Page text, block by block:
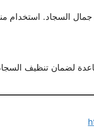
جمال السجاد. استخدام
لضمان تنظيف